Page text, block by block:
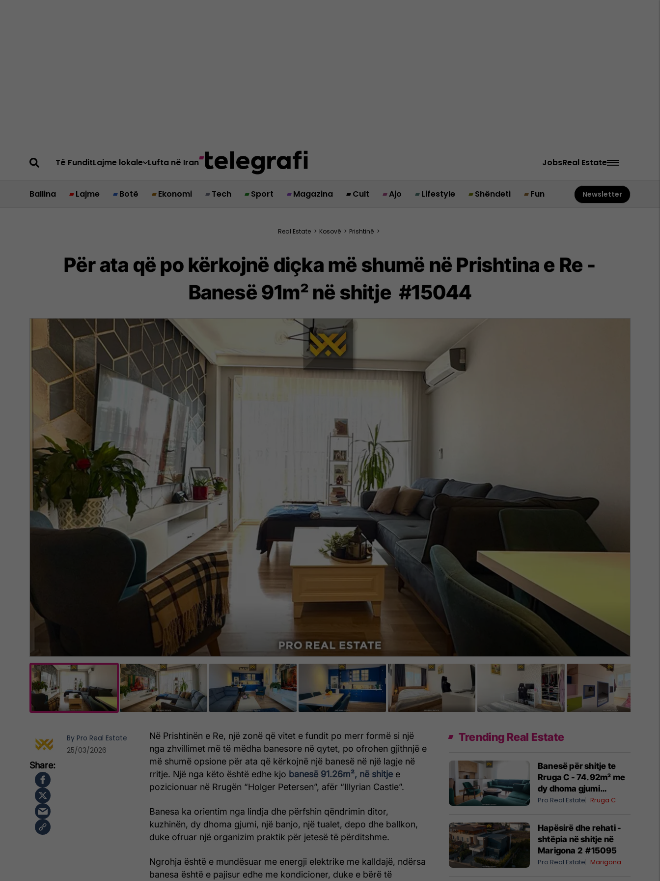
Të FunditLajme lokale Lufta në Iran JobsReal Estate
Ballina Lajme Botë Ekonomi Tech Sport Magazina Cult Ajo Lifestyle Shëndeti Fun Newsletter
Real Estate > Kosovë > Prishtinë >
Për ata që po kërkojnë diçka më shumë në Prishtina e Re -
Banesë 91m² në shitje #15044
Në Prishtinën e Re, një zonë që vitet e fundit po merr formë si një
nga zhvillimet më të mëdha banesore në qytet, po ofrohen gjithnjë e
më shumë opsione për ata që kërkojnë një banesë në një lagje në
rritje. Një nga këto është edhe kjo banesë 91.26m², në shitje e
pozicionuar në Rrugën “Holger Petersen”, afër “Illyrian Castle”.
Banesa ka orientim nga lindja dhe përfshin qëndrimin ditor,
kuzhinën, dy dhoma gjumi, një banjo, një tualet, depo dhe ballkon,
duke ofruar një organizim praktik për jetesë të përditshme.
Ngrohja është e mundësuar me energji elektrike me kalldajë, ndërsa
banesa është e pajisur edhe me kondicioner, duke e bërë të
By Pro Real Estate
25/03/2026
Trending Real Estate
Banesë për shitje te
Rruga C - 74.92m² me
dy dhoma gjumi
#14977
Pro Real Estate Rruga C
Hapësirë dhe rehati -
shtëpia në shitje në
Marigona 2 #15095
Pro Real Estate Marigona